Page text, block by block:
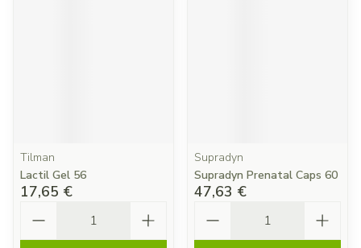
Tilman
Lactil Gel 56
17,65 €
Supradyn
Supradyn Prenatal Caps 60
47,63 €